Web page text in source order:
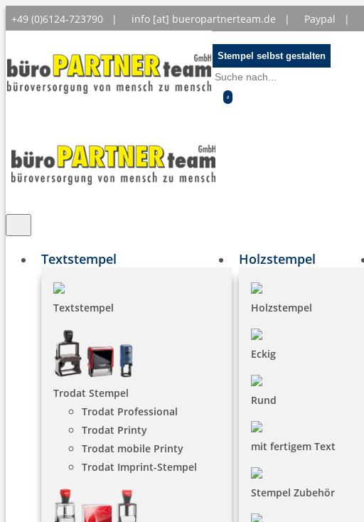
+49 (0)6124-723790 | info [at] bueropartnerteam.de | Paypal |
Stempel selbst gestalten
0
Textstempel
Textstempel
Trodat Stempel
Trodat Professional
Trodat Printy
Trodat mobile Printy
Trodat Imprint-Stempel
Holzstempel
Holzstempel
Eckig
Rund
mit fertigem Text
Stempel Zubehör